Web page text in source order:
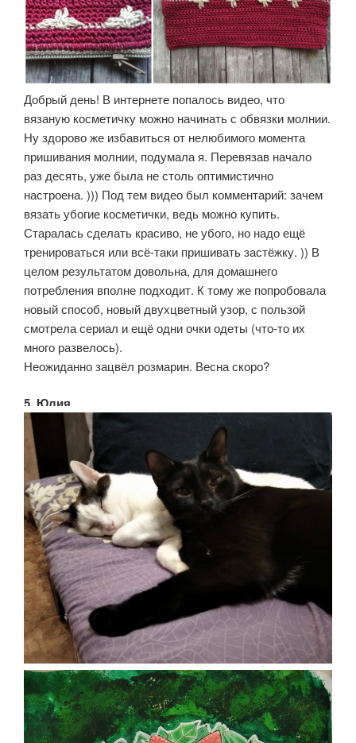
Добрый день! В интернете попалось видео, что
вязаную косметичку можно начинать с обвязки молнии.
Ну здорово же избавиться от нелюбимого момента
пришивания молнии, подумала я. Перевязав начало
раз десять, уже была не столь оптимистично
настроена. ))) Под тем видео был комментарий: зачем
вязать убогие косметички, ведь можно купить.
Старалась сделать красиво, не убого, но надо ещё
тренироваться или всё-таки пришивать застёжку. )) В
целом результатом довольна, для домашнего
потребления вполне подходит. К тому же попробовала
новый способ, новый двухцветный узор, с пользой
смотрела сериал и ещё одни очки одеты (что-то их
много развелось).
Неожиданно зацвёл розмарин. Весна скоро?
5. Юлия